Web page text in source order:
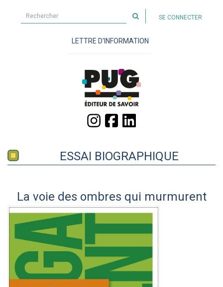
sur
site
SE CONNECTER
LETTRE D'INFORMATION
ESSAI BIOGRAPHIQUE
La voie des ombres qui murmurent